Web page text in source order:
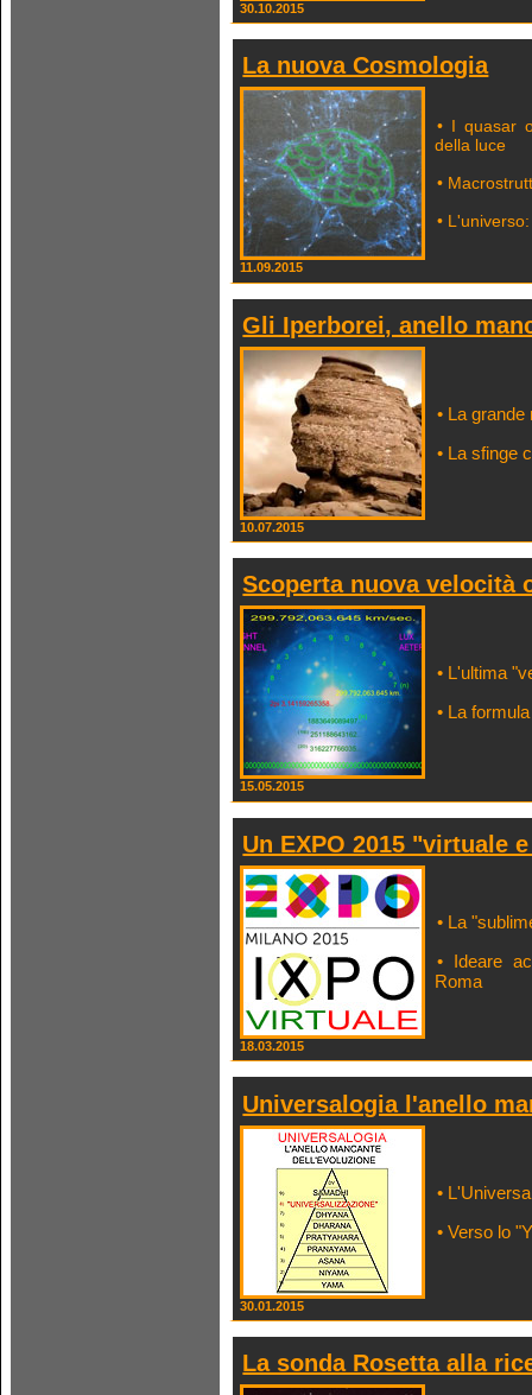
30.10.2015
La nuova Cosmologia
• I quasar
della luce
•
•
11.09.2015
Gli Iperborei, anello
• La
• La sfinge
10.07.2015
Scoperta nuova velocità
• L'ultima
• La
15.05.2015
Un EXPO 2015 "virtuale
• La
• Ideare
Roma
18.03.2015
Universalogia l'anello
•
• Verso lo
30.01.2015
La sonda Rosetta alla